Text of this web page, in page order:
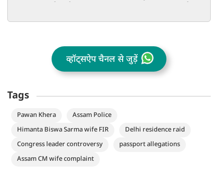
व्हॉट्सऐप चैनल से जुड़ें
Tags
Pawan Khera
Assam Police
Himanta Biswa Sarma wife FIR
Delhi residence raid
Congress leader controversy
passport allegations
Assam CM wife complaint